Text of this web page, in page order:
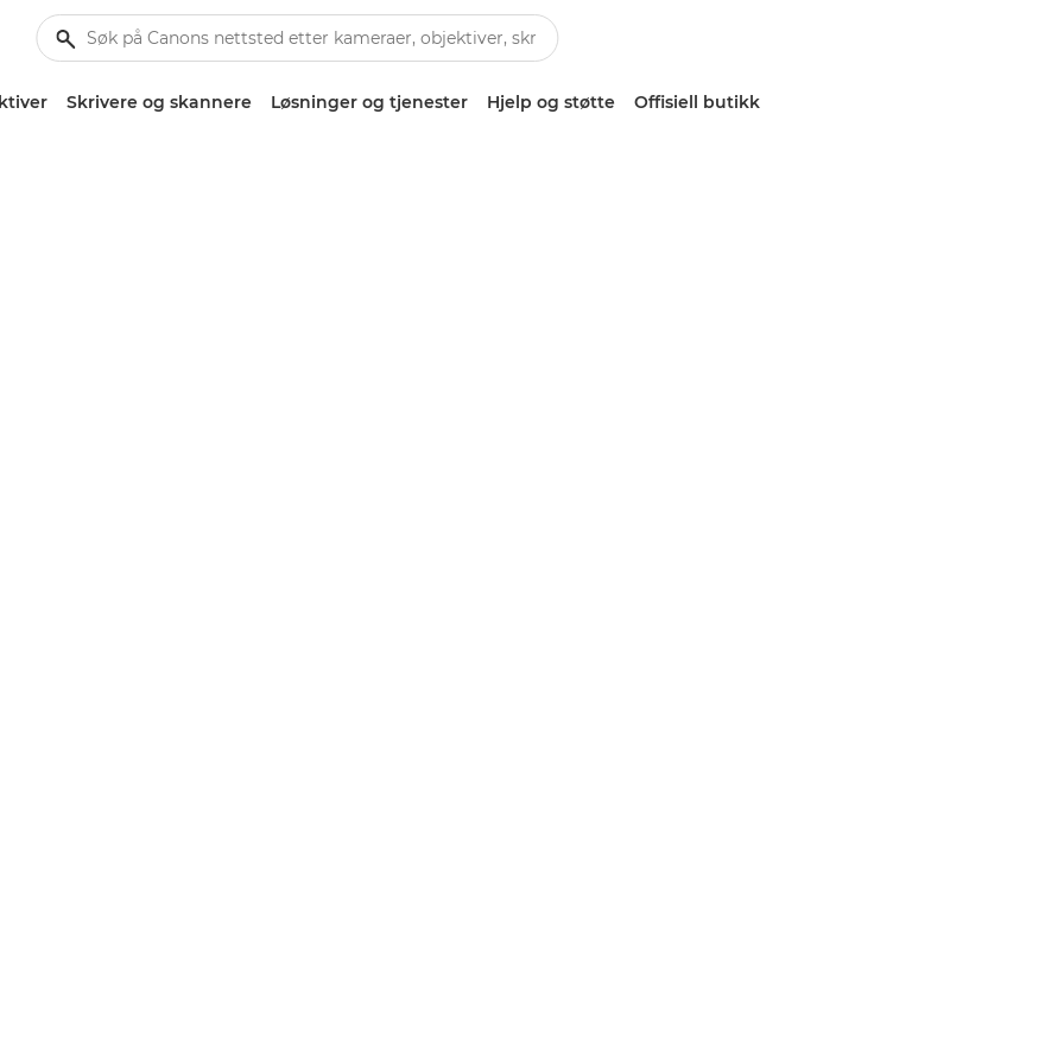
Skrivere og skannere Løsninger og tjenester Hjelp og støtte Offisiell butikk